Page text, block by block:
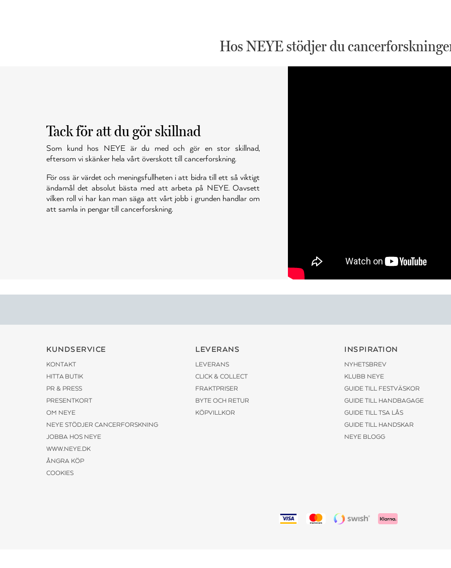
Hos NEYE stödjer du
Tack för att du gör skillnad
Som kund hos NEYE är du med och gör en stor skillnad,
eftersom vi skänker hela vårt överskott till cancerforskning.
För oss är värdet och meningsfullheten i att bidra till ett så viktigt
ändamål det absolut bästa med att arbeta på NEYE. Oavsett
vilken roll vi har kan man säga att vårt jobb i grunden handlar om
att samla in pengar till cancerforskning.
KUNDSERVICE
KONTAKT
HITTA BUTIK
PR & PRESS
PRESENTKORT
OM NEYE
NEYE STÖDJER CANCERFORSKNING
JOBBA HOS NEYE
WWW.NEYE.DK
ÅNGRA KÖP
COOKIES
LEVERANS
LEVERANS
CLICK & COLLECT
FRAKTPRISER
BYTE OCH RETUR
KÖPVILLKOR
INSPIRATION
NYHETSBREV
KLUBB NEYE
GUIDE TILL FESTVÄSKOR
GUIDE TILL HANDBAGAGE
GUIDE TILL TSA LÅS
GUIDE TILL HANDSKAR
NEYE BLOGG